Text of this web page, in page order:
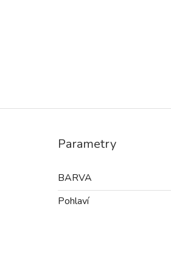
Parametry
BARVA
Pohlaví